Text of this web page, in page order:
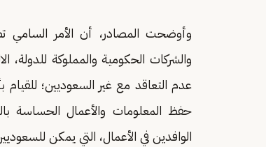
وأوضحت المصادر، أن الأمر السامي
عدم التعاقد مع غير السعوديين؛ للقيام
حفظ المعلومات والأعمال الحساسة
الوافدين في الأعمال، التي يمكن